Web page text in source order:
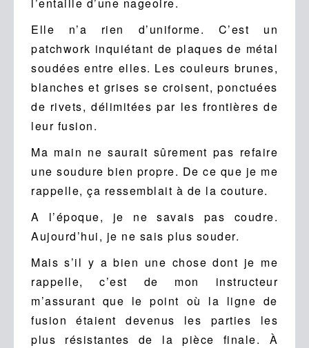
Elle n’a rien d’uniforme. C’est un
patchwork inquiétant de plaques de métal
soudées entre elles. Les couleurs brunes,
blanches et grises se croisent, ponctuées
de rivets, délimitées par les frontières de
leur fusion.
Ma main ne saurait sûrement pas refaire
une soudure bien propre. De ce que je me
rappelle, ça ressemblait à de la couture.
A l’époque, je ne savais pas coudre.
Aujourd’hui, je ne sais plus souder.
Mais s’il y a bien une chose dont je me
rappelle, c’est de mon instructeur
m’assurant que le point où la ligne de
fusion étaient devenus les parties les
plus résistantes de la pièce finale. À